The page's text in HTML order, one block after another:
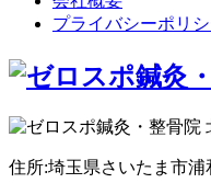
プライバシーポリ
住所:埼玉県さいたま市浦